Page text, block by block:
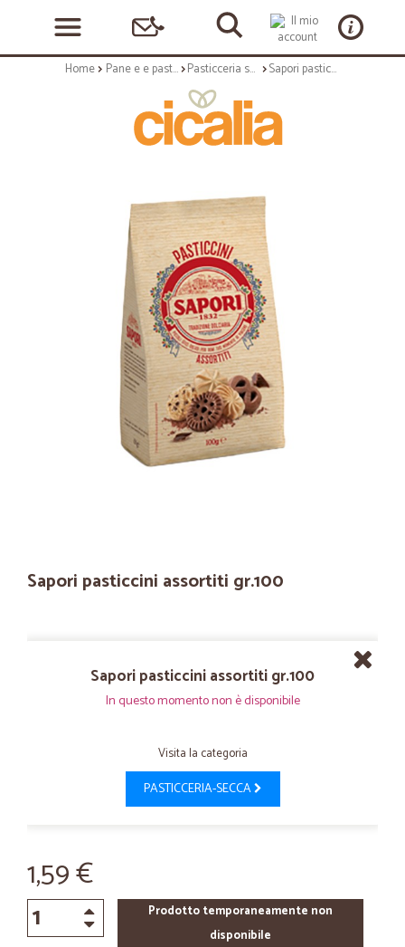
Home Pane e e pasticceria Pasticceria secca Sapori pasticcini assortiti gr.100
Sapori pasticcini assortiti gr.100
Sapori pasticcini assortiti gr.100
In questo momento non è disponibile
Visita la categoria
PASTICCERIA-SECCA
1,59 €
Prodotto temporaneamente non
disponibile